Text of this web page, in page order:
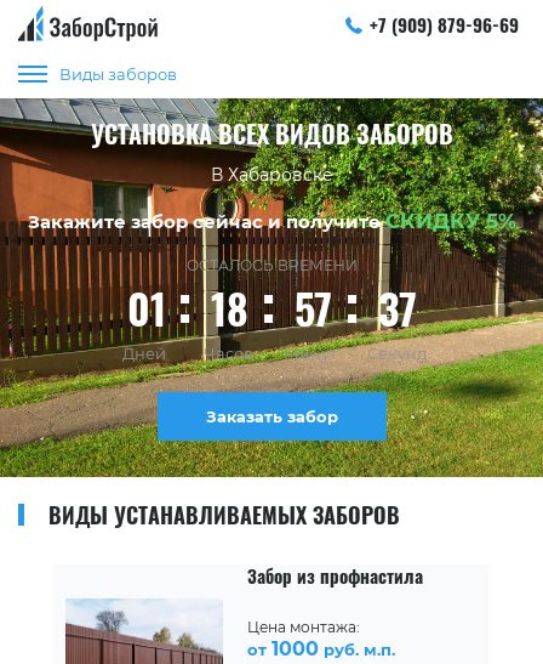
+7 (909) 879-96-69
Виды заборов
УСТАНОВКА ВСЕХ ВИДОВ ЗАБОРОВ
В Хабаровске
Закажите забор сейчас и получитеСКИДКУ 5%
ОСТАЛОСЬ ВРЕМЕНИ
01 18 57 37
Дней Часов Минут Секунд
Заказать забор
ВИДЫ УСТАНАВЛИВАЕМЫХ ЗАБОРОВ
Забор из профнастила
Цена монтажа:
от 1000 руб. м.п.